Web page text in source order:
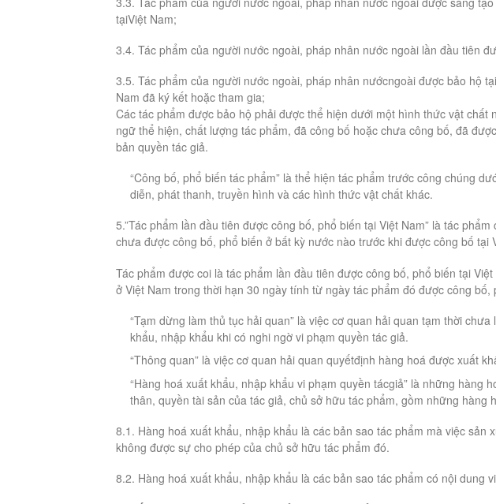
tạiViệt Nam;
3.4. Tác phẩm của người nước ngoài, pháp nhân nước ngoài lần đầu tiên
3.5. Tác phẩm của người nước ngoài, pháp nhân nướcngoài được bảo hộ
Nam đã ký kết hoặc tham gia;
Các tác phẩm được bảo hộ phải được thể hiện dưới một hình thức vật chất
ngữ thể hiện, chất lượng tác phẩm, đã công bố hoặc chưa công bố, đã
bản quyền tác giả.
“Công bố, phổ biến tác phẩm” là thể hiện tác phẩm trước công chúng
diễn, phát thanh, truyền hình và các hình thức vật chất khác.
5.”Tác phẩm lần đầu tiên được công bố, phổ biến tại Việt Nam” là tác
chưa được công bố, phổ biến ở bất kỳ nước nào trước khi được công bố tại
Tác phẩm được coi là tác phẩm lần đầu tiên được công bố, phổ biến tại
ở Việt Nam trong thời hạn 30 ngày tính từ ngày tác phẩm đó được công
“Tạm dừng làm thủ tục hải quan” là việc cơ quan hải quan tạm thời
khẩu, nhập khẩu khi có nghi ngờ vi phạm quyền tác giả.
“Thông quan” là việc cơ quan hải quan quyếtđịnh hàng hoá được xuất
“Hàng hoá xuất khẩu, nhập khẩu vi phạm quyền tácgiả” là những hàng
thân, quyền tài sản của tác giả, chủ sở hữu tác phẩm, gồm những hàng
8.1. Hàng hoá xuất khẩu, nhập khẩu là các bản sao tác phẩm mà việc sản
không được sự cho phép của chủ sở hữu tác phẩm đó.
8.2. Hàng hoá xuất khẩu, nhập khẩu là các bản sao tác phẩm có nội dung